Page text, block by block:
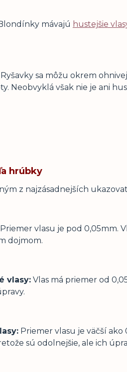
mávajú hustejšie
Ryšavky sa môžu okrem
Neobvyklá však nie je ani
hrúbky
z najzásadnejších
Priemer vlasu je pod 0,05mm.
dojmom.
vlasy: Vlas má priemer od
Priemer vlasu je väčší
sú odolnejšie, ale ich